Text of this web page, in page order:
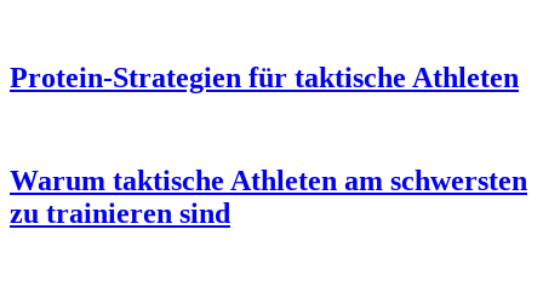
Protein-Strategien für taktische Athleten
Warum taktische Athleten am schwersten
zu trainieren sind